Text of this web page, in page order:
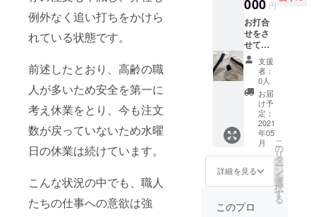
例外なく追い打ちをかけら
れている状態です。
前述したとおり、高齢の職
人が多いため安全を第一に
考え休業をとり、今も注文
数が戻っていないため水曜
日の休業は続けています。
こんな状況の中でも、職人
たちの仕事への意欲は強
000 円
お打合
せをさ
せてい
ただ
き、ご
希望を
お聞き
してオ
リジナ
ルの帆
布の
バッグ
を作ら
せてい
ただき
ます。
(限定10
名) もっ
支援
者：
0人
お届
け予
定：
2021
年05
月
詳細を見る
こ
の
リ
タ
ー
ン
を
選
択
す
る
このプロ